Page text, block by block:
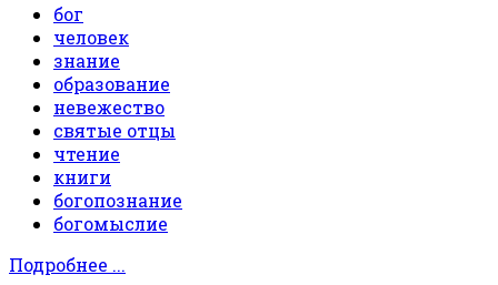
бог
человек
знание
образование
невежество
святые отцы
чтение
книги
богопознание
богомыслие
Подробнее ...